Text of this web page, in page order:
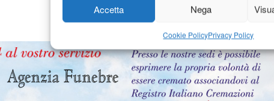
Accetta Nega
Cookie PolicyPrivacy Policy